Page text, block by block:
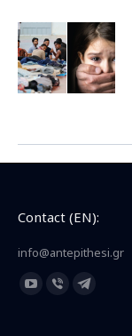
Contact (EN):
info@antepithesi.gr
Find us on:
YouTubeViberTelegram